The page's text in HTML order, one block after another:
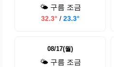
🌤️ 구름 조금
32.3° / 23.3°
08/17(월)
🌤️ 구름 조금